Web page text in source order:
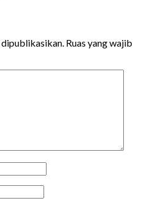
Ruas yang wajib